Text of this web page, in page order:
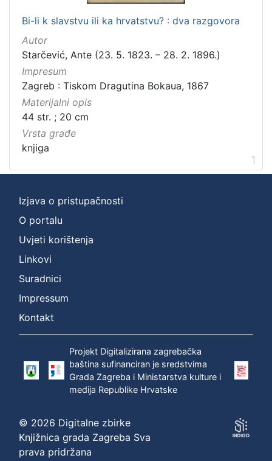
Bi-li k slavstvu ili ka hrvatstvu? : dva razgovora
Autor
Starčević, Ante (23. 5. 1823. – 28. 2. 1896.)
Impresum
Zagreb : Tiskom Dragutina Bokaua, 1867
Materijalni opis
44 str. ; 20 cm
Vrsta građe
knjiga
1
Izjava o pristupačnosti
O portalu
Uvjeti korištenja
Linkovi
Suradnici
Impressum
Kontakt
Projekt Digitalizirana zagrebačka
baština sufinanciran je sredstvima
Grada Zagreba i Ministarstva kulture i
medija Republike Hrvatske
© 2026 Digitalne zbirke
Knjižnica grada Zagreba Sva
prava pridržana